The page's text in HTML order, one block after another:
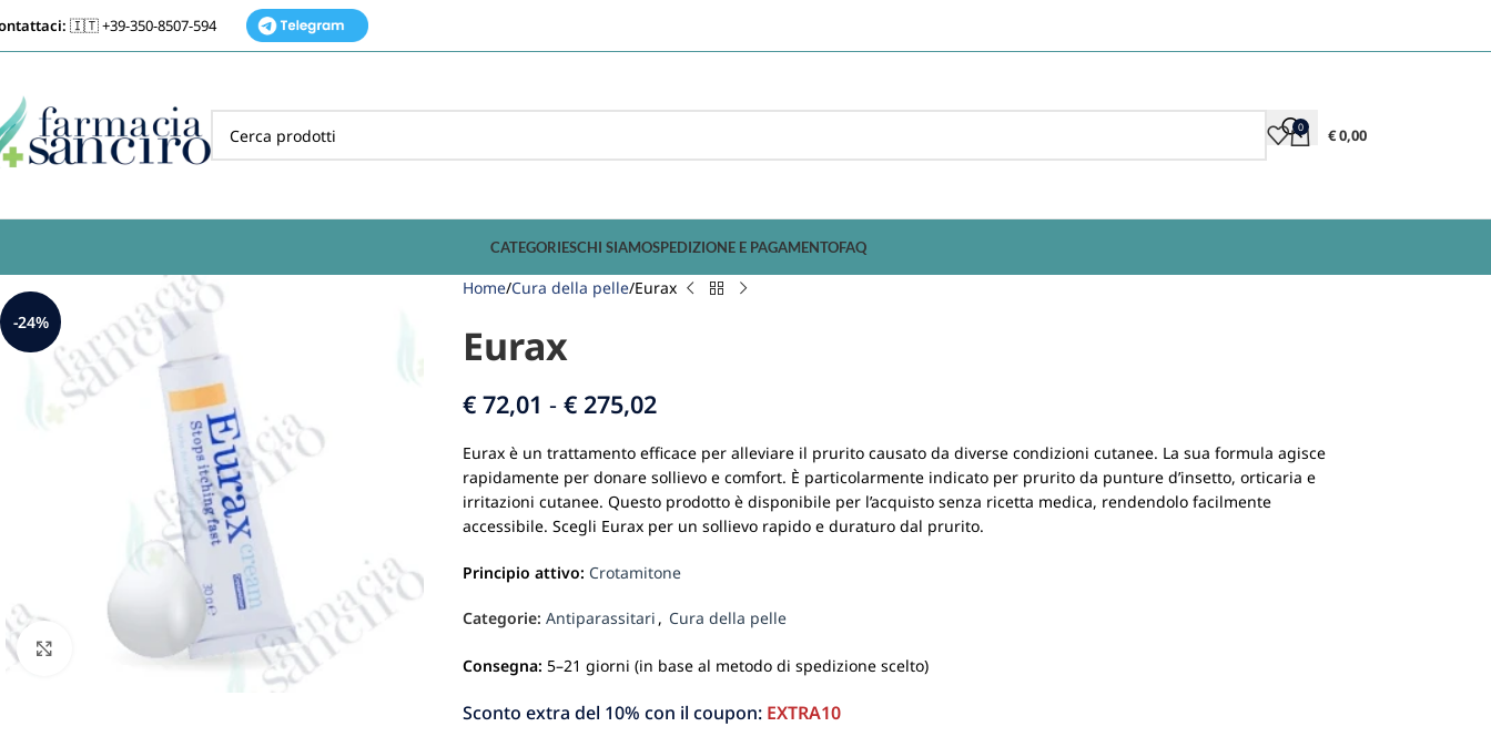
🇮🇹 +39-350-8507-594
0 €0,00
CATEGORIESCHI SIAMOSPEDIZIONE E PAGAMENTOFAQ
-24%
Click to enlarge
Home Cura della pelle Eurax
Eurax
€ 72,01 - € 275,02
Eurax è un trattamento efficace per alleviare il prurito causato da diverse condizioni cutanee. La sua formula agisce
rapidamente per donare sollievo e comfort. È particolarmente indicato per prurito da punture d’insetto, orticaria e
irritazioni cutanee. Questo prodotto è disponibile per l’acquisto senza ricetta medica, rendendolo facilmente
accessibile. Scegli Eurax per un sollievo rapido e duraturo dal prurito.
Principio attivo: Crotamitone
Categorie: Antiparassitari , Cura della pelle
Consegna: 5–21 giorni (in base al metodo di spedizione scelto)
Sconto extra del 10% con il coupon: EXTRA10